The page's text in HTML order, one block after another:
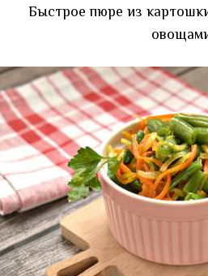
Быстрое пюре из